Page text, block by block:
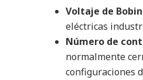
Voltaje de
eléctricas
Número de
normalmente
configuraciones